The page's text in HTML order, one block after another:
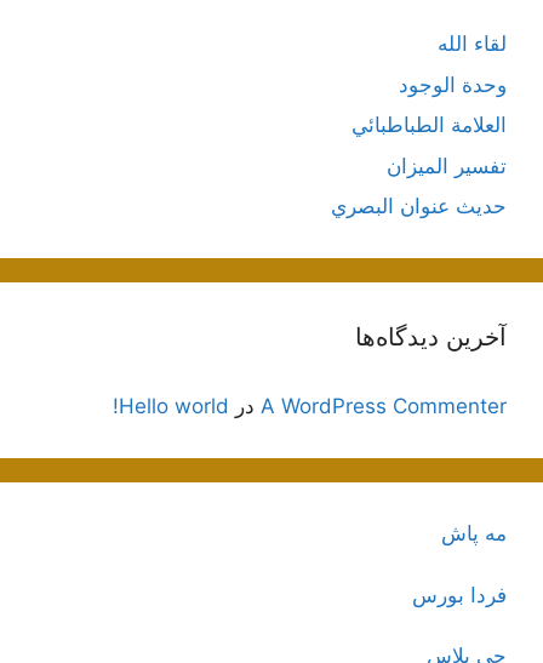
لقاء الله
وحدة الوجود
العلامة الطباطبائي
تفسير الميزان
حديث عنوان البصري
آخرین دیدگاه‌ها
A WordPress CommenterدرHello world!
مه پاش
فردا بورس
جی پلاس